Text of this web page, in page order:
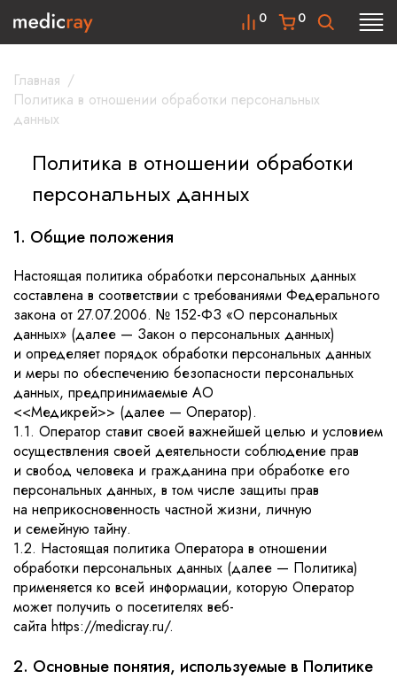
0
0
Главная /
Политика в отношении обработки персональных
данных
Политика в отношении обработки
персональных данных
1. Общие положения
Настоящая политика обработки персональных данных
составлена в соответствии с требованиями Федерального
закона от 27.07.2006. № 152-ФЗ «О персональных
данных» (далее — Закон о персональных данных)
и определяет порядок обработки персональных данных
и меры по обеспечению безопасности персональных
данных, предпринимаемые АО
<<Медикрей>> (далее — Оператор).
1.1. Оператор ставит своей важнейшей целью и условием
осуществления своей деятельности соблюдение прав
и свобод человека и гражданина при обработке его
персональных данных, в том числе защиты прав
на неприкосновенность частной жизни, личную
и семейную тайну.
1.2. Настоящая политика Оператора в отношении
обработки персональных данных (далее — Политика)
применяется ко всей информации, которую Оператор
может получить о посетителях веб-
сайта https://medicray.ru/.
2. Основные понятия, используемые в Политике